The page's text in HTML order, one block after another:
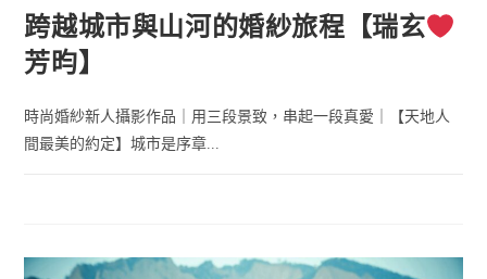
跨越城市與山河的婚紗旅程【瑞玄
芳昀】
時尚婚紗新人攝影作品｜用三段景致，串起一段真愛｜【天地人
間最美的約定】城市是序章...